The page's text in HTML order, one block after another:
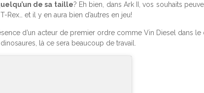
de sa taille? Eh bien, dans Ark II, vos souhaits
et il y en aura bien d’autres en jeu!
d’un acteur de premier ordre comme Vin Diesel dans
là ce sera beaucoup de travail.